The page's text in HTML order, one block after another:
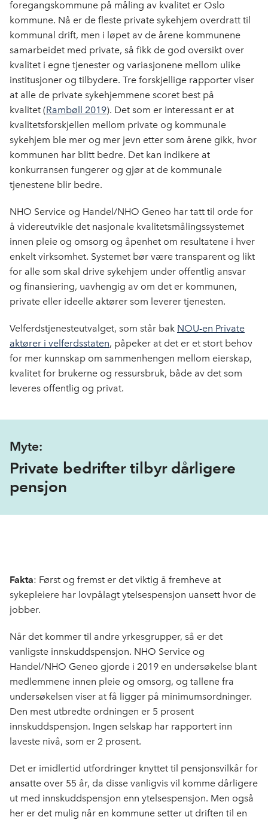
foregangskommune på måling av kvalitet er Oslo
kommune. Nå er de fleste private sykehjem overdratt til
kommunal drift, men i løpet av de årene kommunene
samarbeidet med private, så fikk de god oversikt over
kvalitet i egne tjenester og variasjonene mellom ulike
institusjoner og tilbydere. Tre forskjellige rapporter viser
at alle de private sykehjemmene scoret best på
kvalitet (Rambøll 2019). Det som er interessant er at
kvalitetsforskjellen mellom private og kommunale
sykehjem ble mer og mer jevn etter som årene gikk, hvor
kommunen har blitt bedre. Det kan indikere at
konkurransen fungerer og gjør at de kommunale
tjenestene blir bedre.
NHO Service og Handel/NHO Geneo har tatt til orde for
å videreutvikle det nasjonale kvalitetsmålingssystemet
innen pleie og omsorg og åpenhet om resultatene i hver
enkelt virksomhet. Systemet bør være transparent og likt
for alle som skal drive sykehjem under offentlig ansvar
og finansiering, uavhengig av om det er kommunen,
private eller ideelle aktører som leverer tjenesten.
Velferdstjenesteutvalget, som står bak NOU-en Private
aktører i velferdsstaten, påpeker at det er et stort behov
for mer kunnskap om sammenhengen mellom eierskap,
kvalitet for brukerne og ressursbruk, både av det som
leveres offentlig og privat.
Myte:
Private bedrifter tilbyr dårligere
pensjon
Fakta: Først og fremst er det viktig å fremheve at
sykepleiere har lovpålagt ytelsespensjon uansett hvor de
jobber.
Når det kommer til andre yrkesgrupper, så er det
vanligste innskuddspensjon. NHO Service og
Handel/NHO Geneo gjorde i 2019 en undersøkelse blant
medlemmene innen pleie og omsorg, og tallene fra
undersøkelsen viser at få ligger på minimumsordninger.
Den mest utbredte ordningen er 5 prosent
innskuddspensjon. Ingen selskap har rapportert inn
laveste nivå, som er 2 prosent.
Det er imidlertid utfordringer knyttet til pensjonsvilkår for
ansatte over 55 år, da disse vanligvis vil komme dårligere
ut med innskuddspensjon enn ytelsespensjon. Men også
her er det mulig når en kommune setter ut driften til en